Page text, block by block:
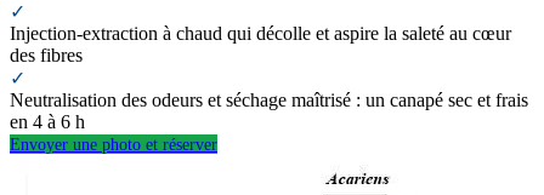
✓
Injection-extraction à chaud qui décolle et aspire la saleté au cœur
des fibres
✓
Neutralisation des odeurs et séchage maîtrisé : un canapé sec et frais
en 4 à 6 h
Envoyer une photo et réserver